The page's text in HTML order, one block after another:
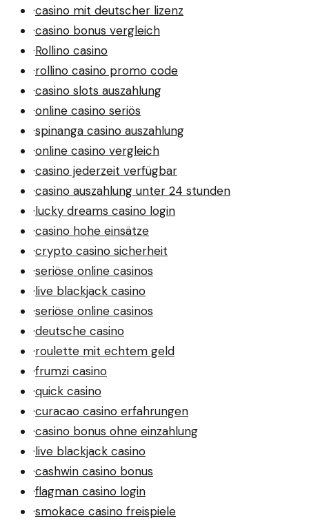
·casino mit deutscher lizenz
·casino bonus vergleich
·Rollino casino
·rollino casino promo code
·casino slots auszahlung
·online casino seriös
·spinanga casino auszahlung
·online casino vergleich
·casino jederzeit verfügbar
·casino auszahlung unter 24 stunden
·lucky dreams casino login
·casino hohe einsätze
·crypto casino sicherheit
·seriöse online casinos
·live blackjack casino
·seriöse online casinos
·deutsche casino
·roulette mit echtem geld
·frumzi casino
·quick casino
·curacao casino erfahrungen
·casino bonus ohne einzahlung
·live blackjack casino
·cashwin casino bonus
·flagman casino login
·smokace casino freispiele